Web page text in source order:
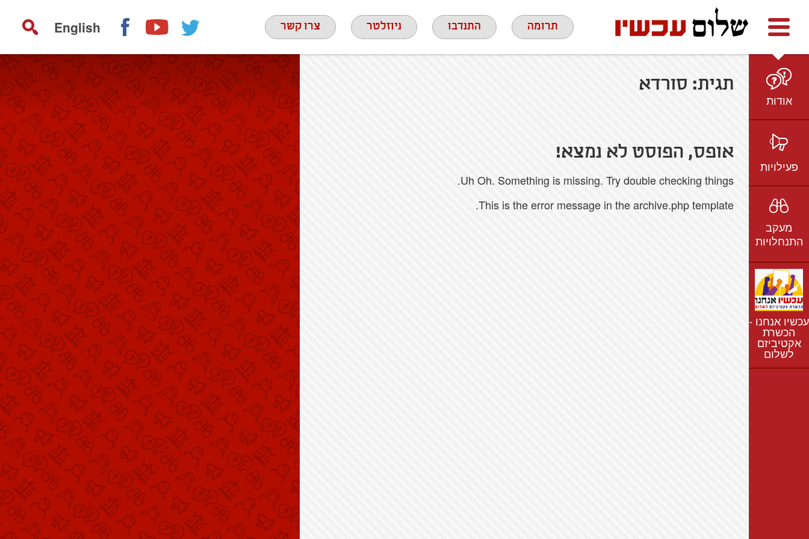
תרומה התנדבו ניוזלטר צרו קשר English Facebookyoutube twitter
אודות
הצוות
חזון ועמדות
אמיל גרינצווייג
שקיפות
פעילויות
ברשת
בתקשורת
וידאו
מעקב
התנחלויות
נתונים
חדשות
נושאים
רשימת התנחלויות
מפת התנחלויות
עכשיו אנחנו -
הכשרת
אקטיביזם
לשלום
תגית: סורדא
אופס, הפוסט לא נמצא!
Uh Oh. Something is missing. Try double checking things.
This is the error message in the archive.php template.